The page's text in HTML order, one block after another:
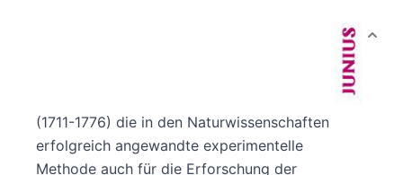
In Abgrenzung zu Metaphysik und Rationalismus
versucht der schottische Philosoph David Hume
(1711-1776) die in den Naturwissenschaften
erfolgreich angewandte experimentelle
Methode auch für die Erforschung der